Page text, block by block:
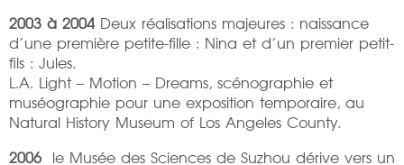
2003 à 2004 Deux réalisations majeures : naissance
d’une première petite-fille : Nina et d’un premier petit-
fils : Jules.
L.A. Light – Motion – Dreams, scénographie et
muséographie pour une exposition temporaire, au
Natural History Museum of Los Angeles County.
2006 le Musée des Sciences de Suzhou dérive vers un